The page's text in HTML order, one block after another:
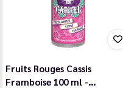
Fruits Rouges Cassis
Framboise 100 ml -…